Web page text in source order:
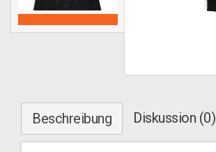
Beschreibung Diskussion (0)